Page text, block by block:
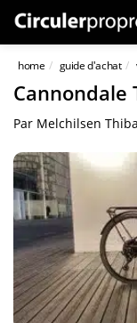
home guide d'achat
Cannondale
Par Melchilsen